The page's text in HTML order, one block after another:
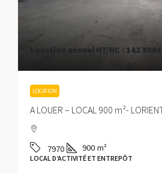
Location annuel HT/HC : 142 800€
LOCATION
A LOUER – LOCAL 900 m²-
7970 900 m²
LOCAL D’ACTIVITÉ ET ENTREPÔT